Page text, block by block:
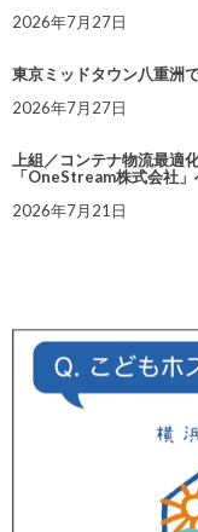
2026年7月27日
東京ミッドタウン八重洲
2026年7月27日
上組／コンテナ物流最適
「OneStream株式会社
2026年7月21日